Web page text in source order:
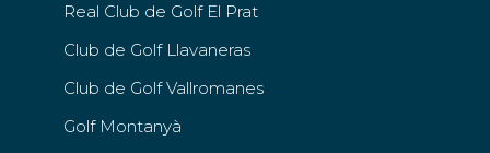
Real Club de Golf El Prat
Club de Golf Llavaneras
Club de Golf Vallromanes
Golf Montanyà